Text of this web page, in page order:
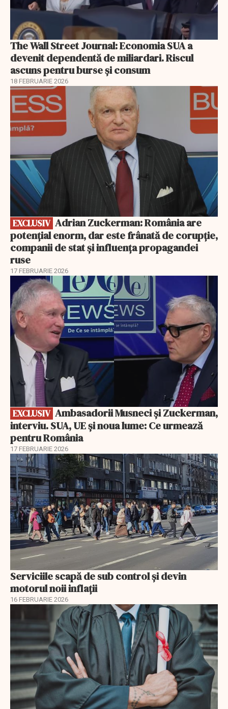
The Wall Street Journal: Economia SUA a
devenit dependentă de miliardari. Riscul
ascuns pentru burse și consum
18 FEBRUARIE 2026
EXCLUSIV
EXCLUSIV
potențial enorm, dar este frânată de corupție,
companii de stat și influența propagandei
ruse
17 FEBRUARIE 2026
EXCLUSIV
EXCLUSIV
interviu. SUA, UE și noua lume: Ce urmează
pentru România
17 FEBRUARIE 2026
Serviciile scapă de sub control și devin
motorul noii inflații
16 FEBRUARIE 2026